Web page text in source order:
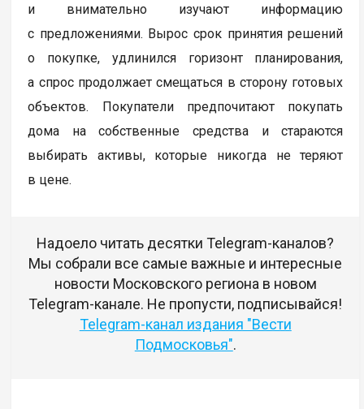
и внимательно изучают информацию
с предложениями. Вырос срок принятия решений
о покупке, удлинился горизонт планирования,
а спрос продолжает смещаться в сторону готовых
объектов. Покупатели предпочитают покупать
дома на собственные средства и стараются
выбирать активы, которые никогда не теряют
в цене.
Надоело читать десятки Telegram-каналов?
Мы собрали все самые важные и интересные
новости Московского региона в новом
Telegram-канале. Не пропусти, подписывайся!
Telegram-канал издания "Вести
Подмосковья".